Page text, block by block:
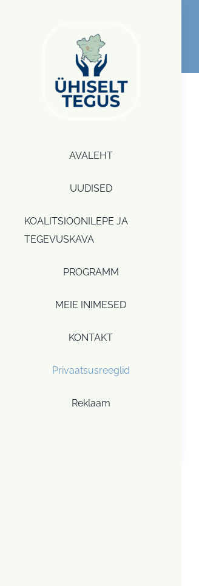
AVALEHT
UUDISED
KOALITSIOONILEPE JA
TEGEVUSKAVA
PROGRAMM
MEIE INIMESED
KONTAKT
Privaatsusreeglid
Reklaam